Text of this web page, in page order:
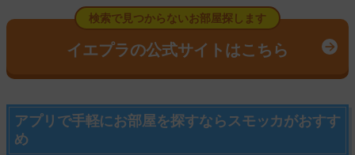
検索で見つからないお部屋探します
イエプラの公式サイトはこちら
アプリで手軽にお部屋を探すならスモッカがおすす
め